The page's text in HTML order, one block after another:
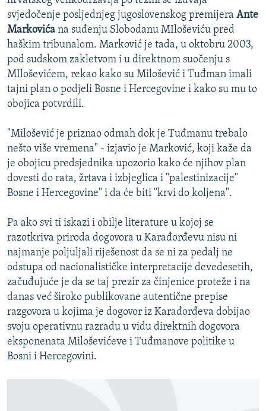
svjedočenje posljednjeg jugoslovenskog premijera Ante
Markovića na suđenju Slobodanu MIloševiću pred
haškim tribunalom. Marković je tada, u oktobru 2003,
pod sudskom zakletvom i u direktnom suočenju s
MIloševićem, rekao kako su Milošević i Tuđman imali
tajni plan o podjeli Bosne i Hercegovine i kako su mu to
obojica potvrdili.
"Milošević je priznao odmah dok je Tuđmanu trebalo
nešto više vremena" - izjavio je Marković, koji kaže da
je obojicu predsjednika upozorio kako će njihov plan
dovesti do rata, žrtava i izbjeglica i "palestinizacije"
Bosne i Hercegovine" i da će biti "krvi do koljena".
Pa ako svi ti iskazi i obilje literature u kojoj se
razotkriva priroda dogovora u Karađorđevu nisu ni
najmanje poljuljali riješenost da se ni za pedalj ne
odstupa od nacionalističke interpretacije devedesetih,
začuđujuće je da se taj prezir za činjenice proteže i na
danas već široko publikovane autentične prepise
razgovora u kojima je dogovor iz Karađorđeva dobijao
svoju operativnu razradu u vidu direktnih dogovora
eksponenata Miloševićeve i Tuđmanove politike u
Bosni i Hercegovini.